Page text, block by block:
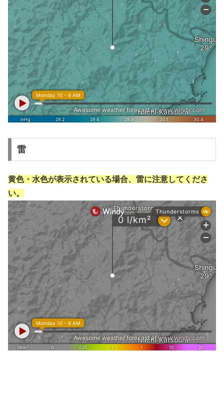
雷
黄色・水色が表示されている場合、雷に注意してくださ
い。